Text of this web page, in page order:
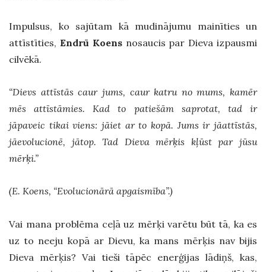
Impulsus, ko sajūtam kā mudinājumu mainīties un
attīstīties, Endrū Koensnosaucis par Dieva izpausmi
cilvēkā.
“Dievs attīstās caur jums, caur katru no mums, kamēr
mēs attīstāmies. Kad to patiešām saprotat, tad ir
jāpaveic tikai viens: jāiet ar to kopā. Jums ir jāattīstās,
jāevolucionē, jātop. Tad Dieva mērķis kļūst par jūsu
mērķi.”
(E. Koens, “Evolucionārā apgaismība”.)
Vai mana problēma ceļā uz mērķi varētu būt tā, ka es
uz to neeju kopā ar Dievu, ka mans mērķis nav bijis
Dieva mērķis? Vai tieši tāpēc enerģijas lādiņš, kas,